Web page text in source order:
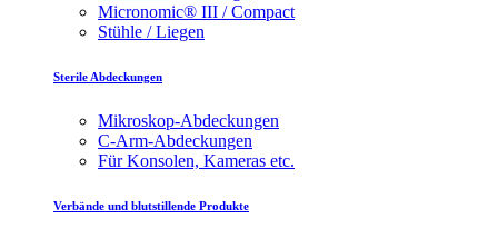
Micronomic® III / Compact
Stühle / Liegen
Sterile Abdeckungen
Mikroskop-Abdeckungen
C-Arm-Abdeckungen
Für Konsolen, Kameras etc.
Verbände und blutstillende Produkte